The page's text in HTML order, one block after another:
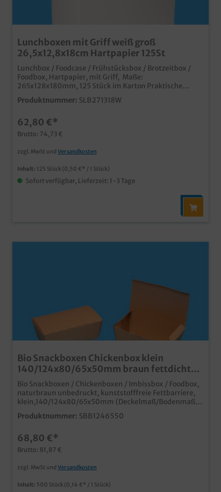
Lunchboxen mit Griff weiß groß
26,5x12,8x18cm Hartpapier 125St
Lunchbox / Foodcase / Frühstücksbox / Brotzeitbox /
Foodbox, Hartpapier, mit Griff, Maße:
265x128x180mm, 125 Stück im Karton Praktische
Snack-Lunchbox mit Griff, extra groß stabiles
Hartpapier, recycelbarPerfekt für Snacks, Sandwiches,
Care Pakete in Hotellerie und im Event
Bereichindividuell bedruckbar
Produktnummer: SLB271318W
62,80 €*
Brutto: 74,73 €
zzgl. MwSt und Versandkosten
Inhalt: 125 Stück (0,50 €* / 1 Stück)
Sofort verfügbar, Lieferzeit: 1-3 Tage
Bio Snackboxen Chickenbox klein
140/124x80/65x50mm braun fettdicht
500St
Bio Snackboxen / Chickenboxen / Imbissbox / Foodbox,
naturbraun unbedruckt, kunststofffreie Fettbarriere,
klein,140/124x80/65x50mm (Deckelmaß/Bodenmaß),
500 Stück im Karton praktische kleine Snackbox mit
anhängendem Deckelideal für Fingerfood, kleine
braun/unbedruckt Innenseite mit kunststofffreier
Fettbarriere Qualität Made in Germany ab 25.000
Stück auch individuell bedruckbar, unser
Kundenservice berät Sie gern
Produktnummer: SBB1246550
68,80 €*
Brutto: 81,87 €
zzgl. MwSt und Versandkosten
Inhalt: 500 Stück (0,14 €* / 1 Stück)